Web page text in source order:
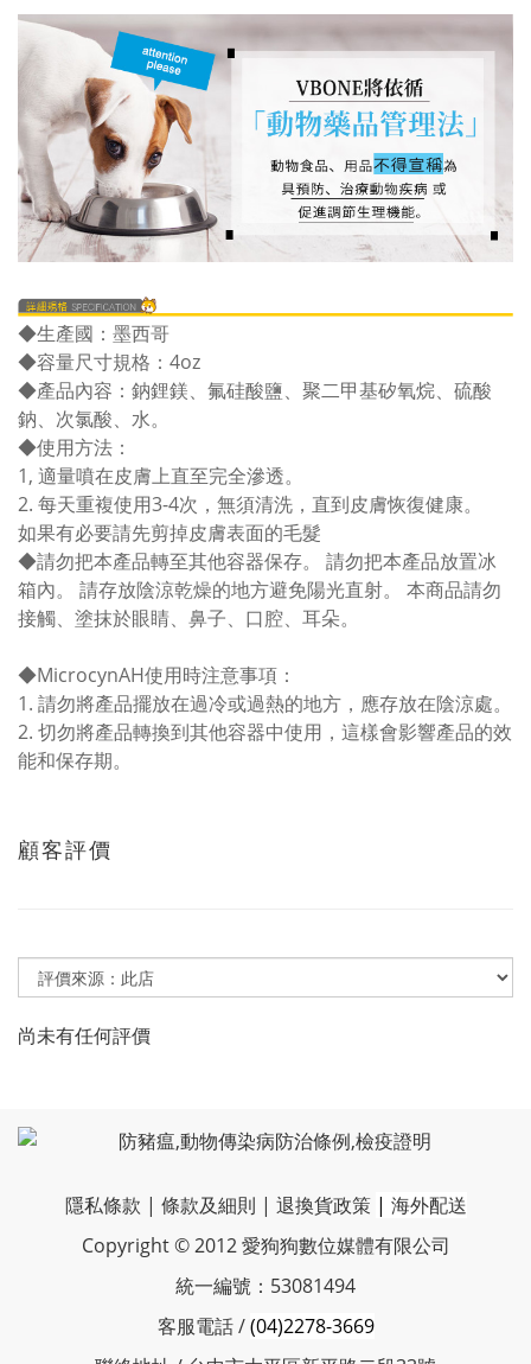
◆生產國：墨西哥
◆容量尺寸規格：4oz
◆產品內容：鈉鋰鎂、氟硅酸鹽、聚二甲基矽氧烷、硫酸
鈉、次氯酸、水。
◆使用方法：
1, 適量噴在皮膚上直至完全滲透。
2. 每天重複使用3-4次，無須清洗，直到皮膚恢復健康。
如果有必要請先剪掉皮膚表面的毛髮
◆請勿把本產品轉至其他容器保存。 請勿把本產品放置冰
箱內。 請存放陰涼乾燥的地方避免陽光直射。 本商品請勿
接觸、塗抹於眼睛、鼻子、口腔、耳朵。
◆MicrocynAH使用時注意事項：
1. 請勿將產品擺放在過冷或過熱的地方，應存放在陰涼處。
2. 切勿將產品轉換到其他容器中使用，這樣會影響產品的效
能和保存期。
顧客評價
尚未有任何評價
隱私條款 | 條款及細則 | 退換貨政策 | 海外配送
Copyright © 2012 愛狗狗數位媒體有限公司
統一編號：53081494
客服電話 /(04)2278-3669